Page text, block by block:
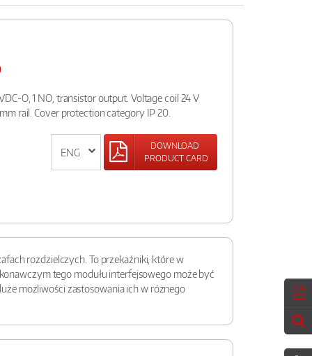
O, 1 NO, transistor output. Voltage coil 24 V
rail. Cover protection category IP 20.
DOWNLOAD
PRODUCT CARD
rozdzielczych. To przekaźniki, które w
tego modułu interfejsowego może być
możliwości zastosowania ich w różnego